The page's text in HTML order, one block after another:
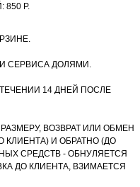
Р.
СЕРВИСА ДОЛЯМИ.
14 ДНЕЙ ПОСЛЕ
ВОЗВРАТ ИЛИ ОБМЕН
КЛИЕНТА) И ОБРАТНО (ДО
СРЕДСТВ - ОБНУЛЯЕТСЯ
ДО КЛИЕНТА, ВЗИМАЕТСЯ